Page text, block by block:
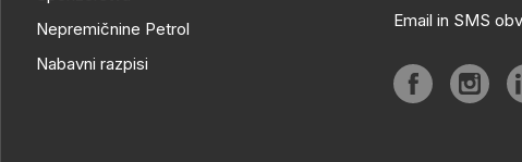
Nepremičnine Petrol
Nabavni razpisi
Email in SMS